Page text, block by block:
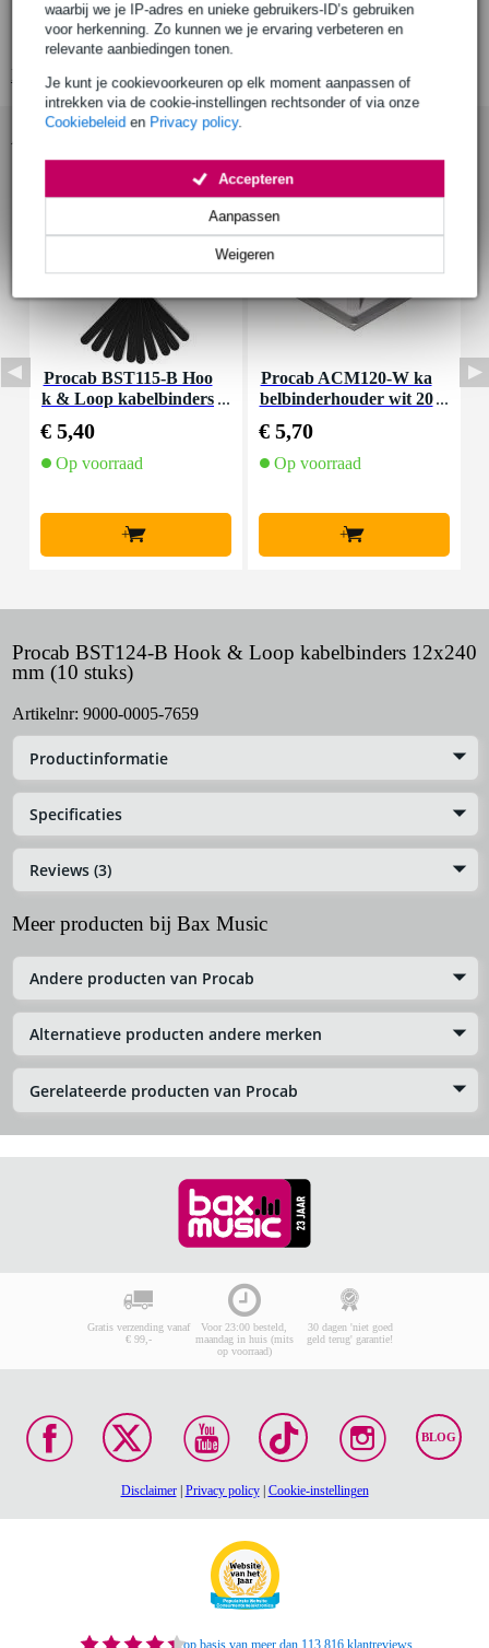
waarbij we je IP-adres en unieke gebruikers-ID’s gebruiken
voor herkenning. Zo kunnen we je ervaring verbeteren en
relevante aanbiedingen tonen.
Je kunt je cookievoorkeuren op elk moment aanpassen of
intrekken via de cookie-instellingen rechtsonder of via onze
Cookiebeleid en Privacy policy.
Weigeren
Aanpassen
Accepteren
set van 10
kleur: zwart
Bekijk alle productspecificaties
Procab BST115-B Hoo
k & Loop kabelbinders
€ 5,40
Op voorraad
+
Procab ACM120-W ka
belbinderhouder wit 20
€ 5,70
Op voorraad
+
Procab BST124-B Hook & Loop kabelbinders 12x240
mm (10 stuks)
Artikelnr: 9000-0005-7659
Productinformatie
Specificaties
Reviews (3)
Meer producten bij Bax Music
Andere producten van Procab
Alternatieve producten andere merken
Gerelateerde producten van Procab
Gratis verzending vanaf
€ 99,-
Voor 23:00 besteld,
maandag in huis (mits
op voorraad)
30 dagen 'niet goed
geld terug' garantie!
BLOG
Disclaimer| Privacy policy| Cookie-instellingen
op basis van meer dan 113.816 klantreviews